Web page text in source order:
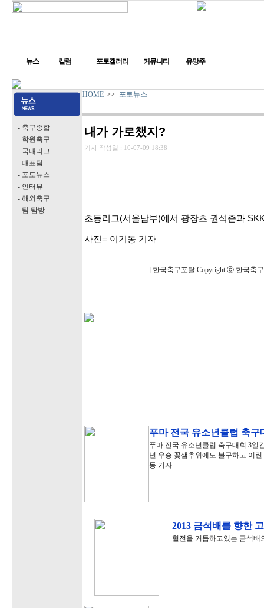
뉴스 칼럼 포토갤러리 커뮤니티 유망주
- 축구종합
- 학원축구
- 국내리그
- 대표팀
- 포토뉴스
- 인터뷰
- 해외축구
- 팀 탐방
HOME >> 포토뉴스
내가 가로챘지?
기사 작성일 : 10-07-09 18:38
초등리그(서울남부)에서 광장초 권석준과
사진= 이기동 기자
[한국축구포탈 Copyright ⓒ 한국축
푸마 전국 유소년클럽 축
푸마 전국 유소년클럽 축구대회 3일
년 우승 꽃샘추위에도 불구하고 어
동 기자
2013 금석배를 향한
혈전을 거듭하고있는 금석배